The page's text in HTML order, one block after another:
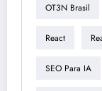
OT3N Brasil
React
SEO Para IA